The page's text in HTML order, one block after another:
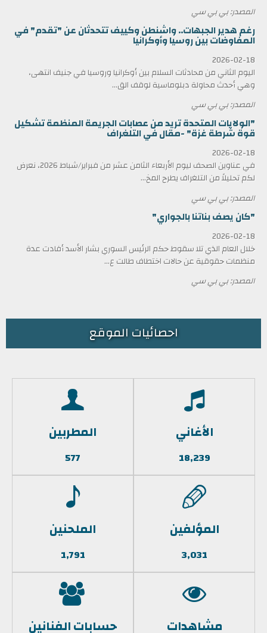
المصدر: بي بي سي
رغم هدير الجبهات.. واشنطن وكييف تتحدثان عن "تقدم" في
المفاوضات بين روسيا وأوكرانيا
2026-02-18
اليوم الثاني من محادثات السلام بين أوكرانيا وروسيا في جنيف انتهى،
وهي أحدث محاولة دبلوماسية لوقف الق...
المصدر: بي بي سي
"الولايات المتحدة تريد من عصابات الجريمة المنظمة تشكيل
قوة شرطة غزة" -مقال في التلغراف
2026-02-18
في عناوين الصحف ليوم الأربعاء الثامن عشر من فبراير/شباط 2026، نعرض
لكم تحليلاً من التلغراف يطرح المخ...
المصدر: بي بي سي
"كان يصف بناتنا بالجواري"
2026-02-18
خلال العام الذي تلا سقوط حكم الرئيس السوري بشار الأسد أفادت عدة
منظمات حقوقية عن حالات اختطاف طالت ع...
المصدر: بي بي سي
احصائيات الموقع
الأغاني
18,239
المطربين
577
المؤلفين
3,031
الملحنين
1,791
مشاهدات حسابات الفنانين